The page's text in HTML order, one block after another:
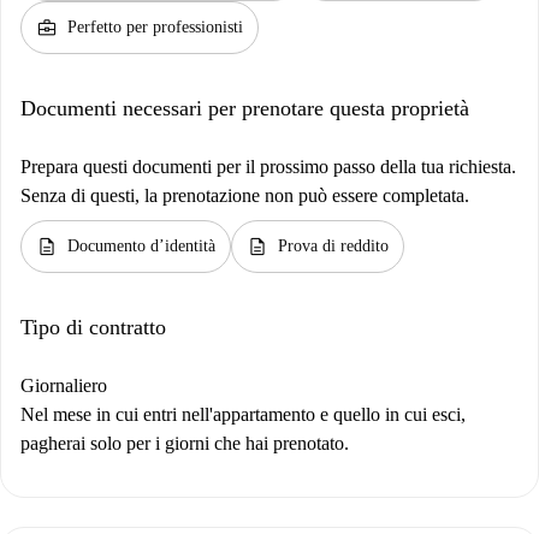
business_center Perfetto per professionisti
Documenti necessari per prenotare questa proprietà
Prepara questi documenti per il prossimo passo della tua richiesta.
Senza di questi, la prenotazione non può essere completata.
description Documento d’identità description Prova di reddito
Tipo di contratto
Giornaliero
Nel mese in cui entri nell'appartamento e quello in cui esci,
pagherai solo per i giorni che hai prenotato.